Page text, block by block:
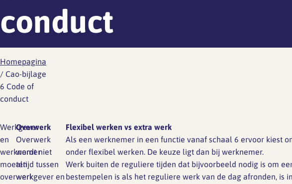
Ontwikkeling
Gezondheid en arbo
Modelcontracten
Personeelshandboek
HR jaarplan
Verzuim en verlof
Overzicht regelingen
vakantie-uren
Ziekte en vakantie
Wat is er aan de hand
Wat kun je doen
Wetgeving
Werkdruk
Wat is er aan de hand
Wat kun je doen
Wetgeving
Aanvragen RI&E account
Toetsing
conduct
Homepagina
/ Cao-bijlage
6 Code of
conduct
Werkgever
en
werknemer
moeten
overwerk
Overwerk
Overwerk
wordt niet
altijd tussen
werkgever en
Flexibel werken vs extra werk
Als een werknemer in een functie vanaf schaal 6 ervoor kiest
onder flexibel werken. De keuze ligt dan bij werknemer.
Werk buiten de reguliere tijden dat bijvoorbeeld nodig is om
bestempelen is als het reguliere werk van de dag afronden, is